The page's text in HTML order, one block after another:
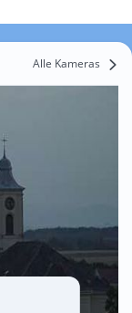
Alle Kameras